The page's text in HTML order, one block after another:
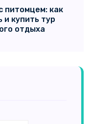
питомцем: как
и купить тур
отдыха